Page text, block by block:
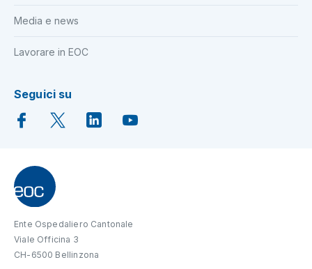
Media e news
Lavorare in EOC
Seguici su
Ente Ospedaliero Cantonale
Viale Officina 3
CH-6500 Bellinzona